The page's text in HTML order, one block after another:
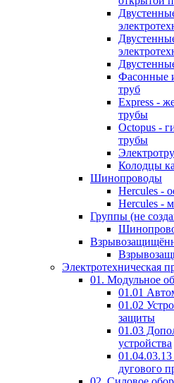
Фасонные
труб
Express -
трубы
Octopus -
трубы
Колодцы
Шинопроводы
Hercules -
Hercules -
Группы (не
Электротехническая
01. Модульное
01.01
01.02
защиты
01.03
устройства
дугового